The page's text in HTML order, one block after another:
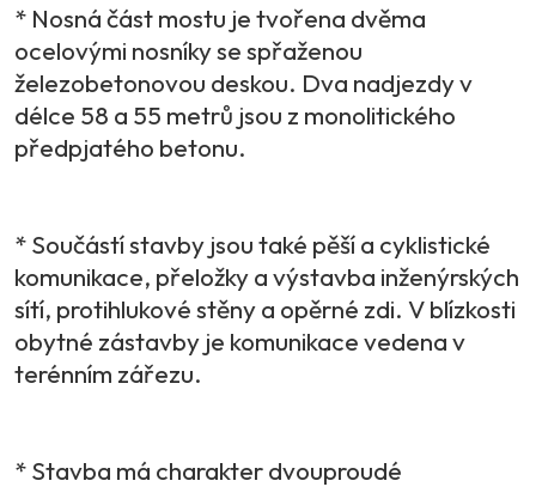
* Nosná část mostu je tvořena dvěma
ocelovými nosníky se spřaženou
železobetonovou deskou. Dva nadjezdy v
délce 58 a 55 metrů jsou z monolitického
předpjatého betonu.
* Součástí stavby jsou také pěší a cyklistické
komunikace, přeložky a výstavba inženýrských
sítí, protihlukové stěny a opěrné zdi. V blízkosti
obytné zástavby je komunikace vedena v
terénním zářezu.
* Stavba má charakter dvouproudé